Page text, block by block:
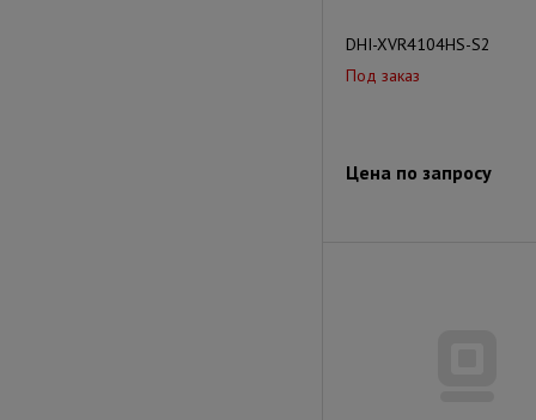
DHI-XVR4104HS-S2
Под заказ
Цена по запросу